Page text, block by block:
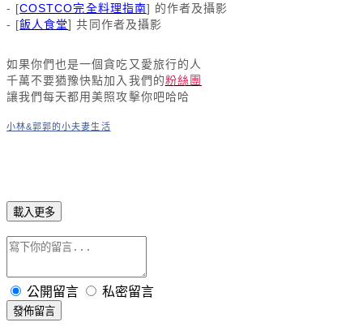
- [COSTCO完全料理指南] 的作者及攝影
- [飯人食堂] 共同作者及攝影
如果你們也是一個貪吃又愛旅行的人
千萬不要猶豫快點加入我們的粉絲團
讓我們每天都用美照攻擊你吧哈哈
小林&郭郭的小夫妻生活
載入更多
公開留言 私密留言
發佈留言